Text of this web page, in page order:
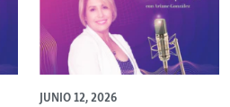
JUNIO 12, 2026